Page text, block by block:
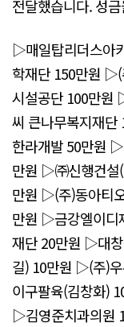
전달했습니다. 성
▷매일탑리더스아
학재단 150만원
시설공단 100만원
씨 큰나무복지재
한라개발 50만원
만원 ▷㈜신행건설
만원 ▷(주)동아티
만원 ▷금강엘이디
재단 20만원 ▷대
길) 10만원 ▷(주)
이구팔육(김창화)
▷김영준치과의원